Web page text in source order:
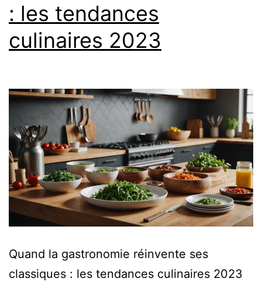
: les tendances
culinaires 2023
Quand la gastronomie réinvente ses
classiques : les tendances culinaires 2023